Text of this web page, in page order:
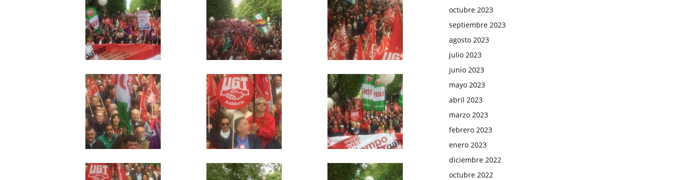
octubre 2023
septiembre 2023
agosto 2023
julio 2023
junio 2023
mayo 2023
abril 2023
marzo 2023
febrero 2023
enero 2023
diciembre 2022
octubre 2022